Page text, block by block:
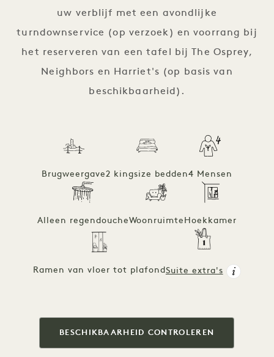
uw verblijf met een avondlijke
turndownservice (op verzoek) en voorrang bij
het reserveren van een tafel bij The Osprey,
Neighbors en Harriet's (op basis van
beschikbaarheid).
Brugweergave2 kingsize bedden4 Mensen
Alleen regendoucheWoonruimte Hoekkamer
Ramen van vloer tot plafondSuite extra's
BESCHIKBAARHEID CONTROLEREN